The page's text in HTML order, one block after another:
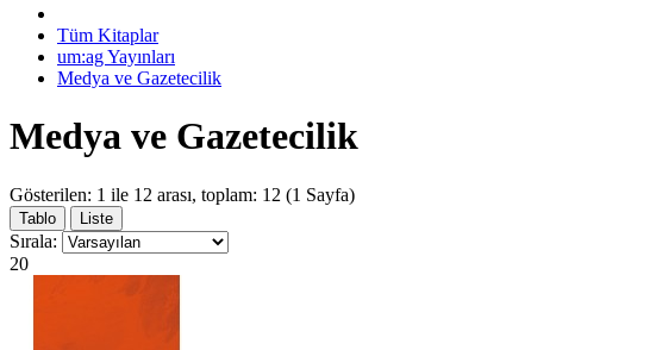
Tüm Kitaplar
um:ag Yayınları
Medya ve Gazetecilik
Medya ve Gazetecilik
Gösterilen: 1 ile 12 arası, toplam: 12 (1 Sayfa)
Tablo Liste
Sırala:
20